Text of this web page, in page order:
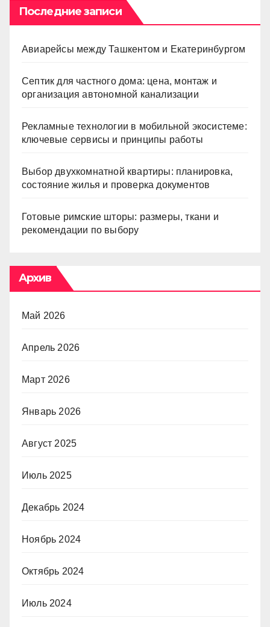
Последние записи
Авиарейсы между Ташкентом и Екатеринбургом
Септик для частного дома: цена, монтаж и
организация автономной канализации
Рекламные технологии в мобильной экосистеме:
ключевые сервисы и принципы работы
Выбор двухкомнатной квартиры: планировка,
состояние жилья и проверка документов
Готовые римские шторы: размеры, ткани и
рекомендации по выбору
Архив
Май 2026
Апрель 2026
Март 2026
Январь 2026
Август 2025
Июль 2025
Декабрь 2024
Ноябрь 2024
Октябрь 2024
Июль 2024